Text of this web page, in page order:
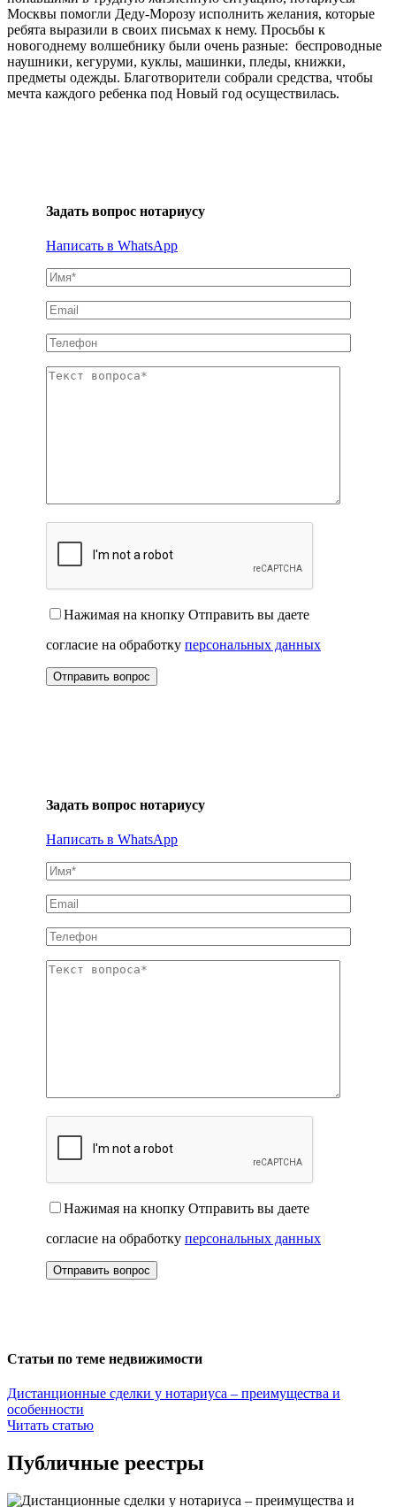
Москвы помогли Деду-Морозу исполнить желания, которые
ребята выразили в своих письмах к нему. Просьбы к
новогоднему волшебнику были очень разные: беспроводные
наушники, кегуруми, куклы, машинки, пледы, книжки,
предметы одежды. Благотворители собрали средства, чтобы
мечта каждого ребенка под Новый год осуществилась.
Задать вопрос нотариусу
Написать в WhatsApp
Нажимая на кнопку Отправить вы даете
согласие на обработку персональных данных
Задать вопрос нотариусу
Написать в WhatsApp
Нажимая на кнопку Отправить вы даете
согласие на обработку персональных данных
Статьи по теме недвижимости
Дистанционные сделки у нотариуса – преимущества и
особенности
Читать статью
Публичные реестры